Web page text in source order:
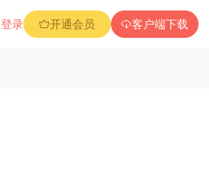
登录 开通会员 客户端下载